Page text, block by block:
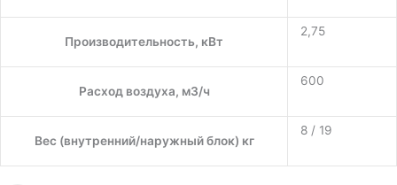
Производительность, кВт
2,75
Расход воздуха, м3/ч
600
Вес (внутренний/наружный блок) кг
8 / 19